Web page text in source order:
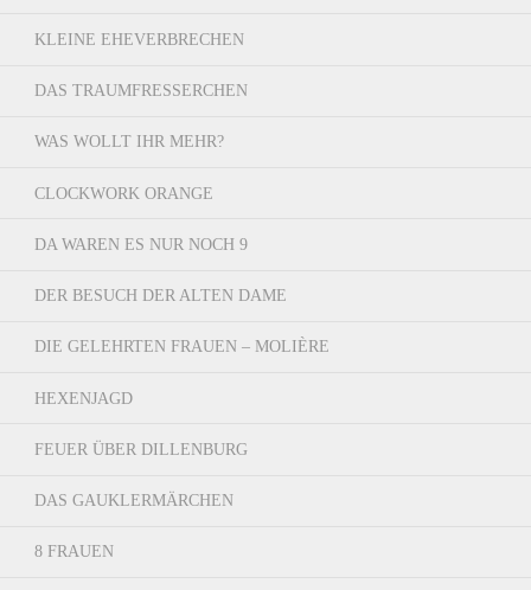
KLEINE EHEVERBRECHEN
DAS TRAUMFRESSERCHEN
WAS WOLLT IHR MEHR?
CLOCKWORK ORANGE
DA WAREN ES NUR NOCH 9
DER BESUCH DER ALTEN DAME
DIE GELEHRTEN FRAUEN – MOLIÈRE
HEXENJAGD
FEUER ÜBER DILLENBURG
DAS GAUKLERMÄRCHEN
8 FRAUEN